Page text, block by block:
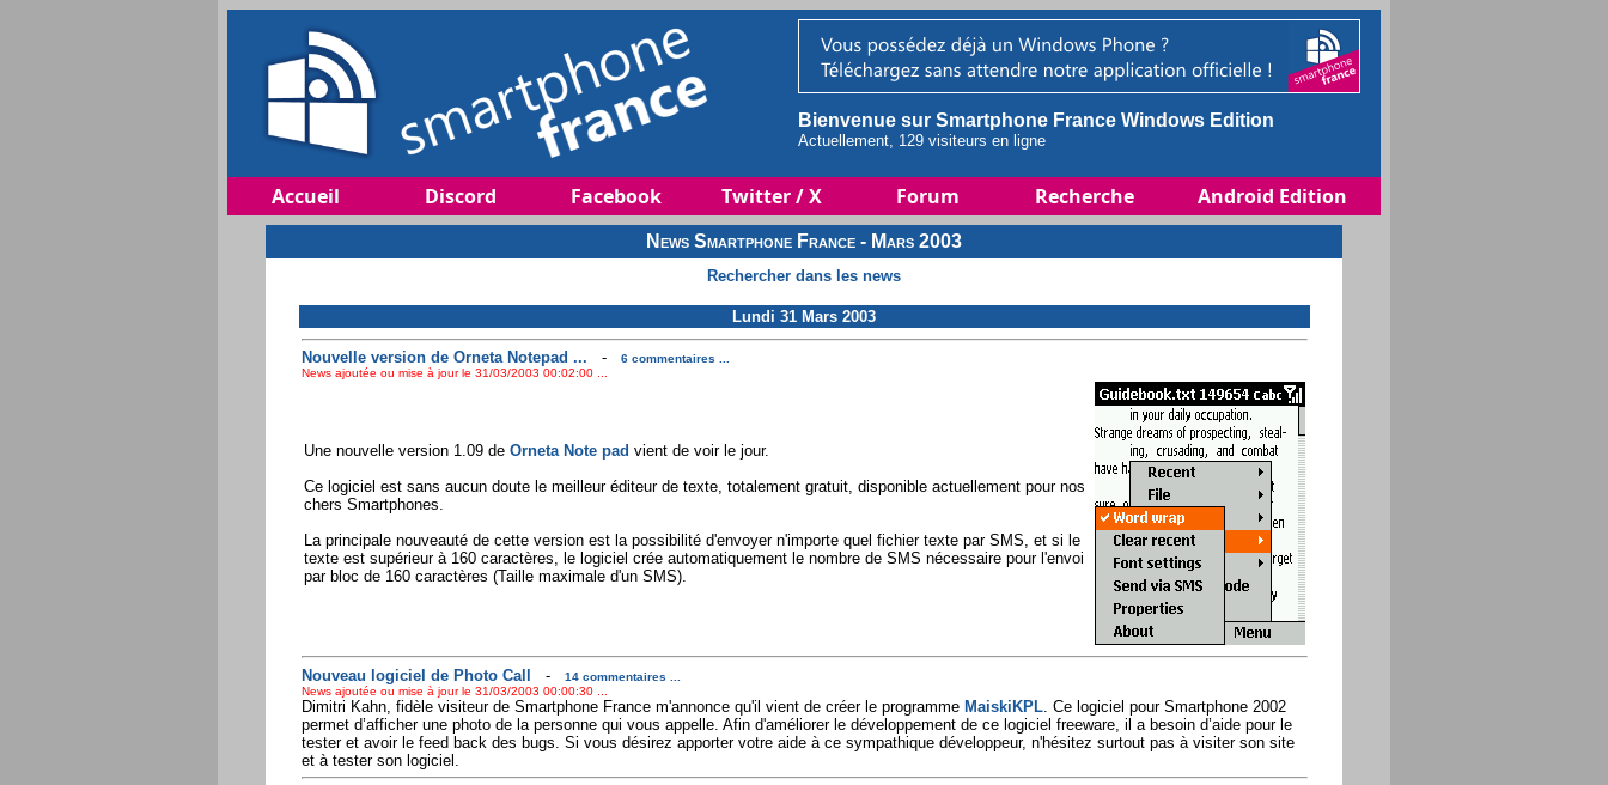
Bienvenue sur Smartphone France Windows Edition
Actuellement, 129 visiteurs en ligne
Accueil Discord Facebook Twitter / X Forum Recherche Android Edition
News Smartphone France - Mars 2003
Rechercher dans les news
Lundi 31 Mars 2003
Nouvelle version de Orneta Notepad ... -
6 commentaires ...
News ajoutée ou mise à jour le 31/03/2003 00:02:00 ...
Une nouvelle version 1.09 de Orneta Note pad vient de voir le jour.
Ce logiciel est sans aucun doute le meilleur éditeur de texte, totalement gratuit, disponible actuellement pour nos
chers Smartphones.
La principale nouveauté de cette version est la possibilité d'envoyer n'importe quel fichier texte par SMS, et si le
texte est supérieur à 160 caractères, le logiciel crée automatiquement le nombre de SMS nécessaire pour l'envoi
par bloc de 160 caractères (Taille maximale d'un SMS).
Nouveau logiciel de Photo Call -
14 commentaires ...
News ajoutée ou mise à jour le 31/03/2003 00:00:30 ...
Dimitri Kahn, fidèle visiteur de Smartphone France m'annonce qu'il vient de créer le programme MaiskiKPL. Ce logiciel pour Smartphone 2002
permet d’afficher une photo de la personne qui vous appelle. Afin d'améliorer le développement de ce logiciel freeware, il a besoin d’aide pour le
tester et avoir le feed back des bugs. Si vous désirez apporter votre aide à ce sympathique développeur, n'hésitez surtout pas à visiter son site
et à tester son logiciel.